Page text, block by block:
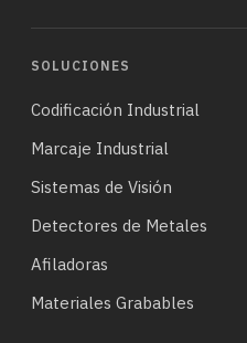
SOLUCIONES
Codificación Industrial
Marcaje Industrial
Sistemas de Visión
Detectores de Metales
Afiladoras
Materiales Grabables